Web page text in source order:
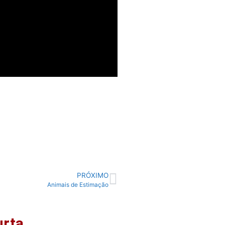
PRÓXIMO
Animais de Estimação